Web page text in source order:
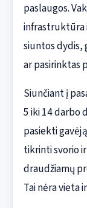
paslaugos.
infrastruktūra
siuntos dydis,
ar pasirinktas
Siunčiant į
5 iki 14 darbo
pasiekti
tikrinti svorio
draudžiamų
Tai nėra vieta